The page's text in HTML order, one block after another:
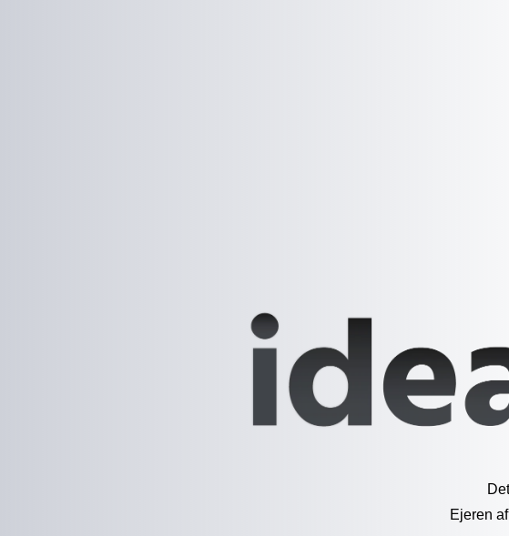
Ejeren